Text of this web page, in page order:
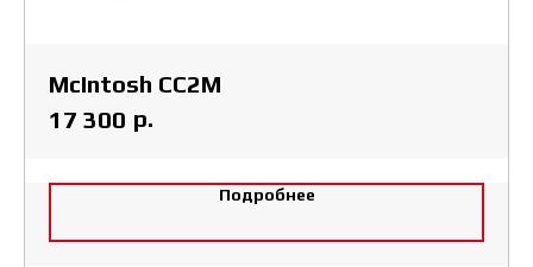
McIntosh CC2M
17 300 р.
Подробнее